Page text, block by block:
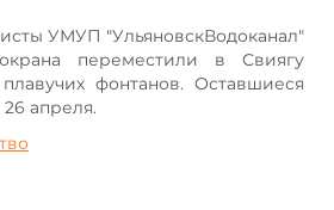
УМУП "УльяновскВодоканал"
переместили в Свиягу
фонтанов. Оставшиеся
26 апреля.